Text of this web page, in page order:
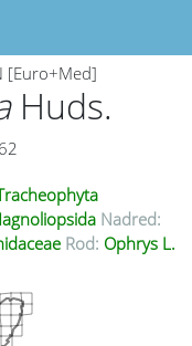
[Euro+Med]
Huds.
Nadred:
Rod: Ophrys L.